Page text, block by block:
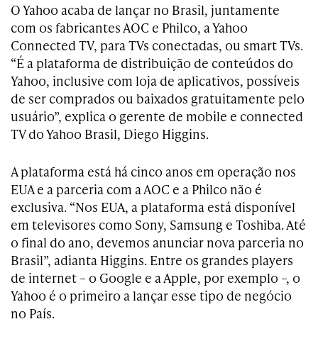
O Yahoo acaba de lançar no Brasil, juntamente
com os fabricantes AOC e Philco, a Yahoo
Connected TV, para TVs conectadas, ou smart TVs.
“É a plataforma de distribuição de conteúdos do
Yahoo, inclusive com loja de aplicativos, possíveis
de ser comprados ou baixados gratuitamente pelo
usuário”, explica o gerente de mobile e connected
TV do Yahoo Brasil, Diego Higgins.
A plataforma está há cinco anos em operação nos
EUA e a parceria com a AOC e a Philco não é
exclusiva. “Nos EUA, a plataforma está disponível
em televisores como Sony, Samsung e Toshiba. Até
o final do ano, devemos anunciar nova parceria no
Brasil”, adianta Higgins. Entre os grandes players
de internet – o Google e a Apple, por exemplo –, o
Yahoo é o primeiro a lançar esse tipo de negócio
no País.